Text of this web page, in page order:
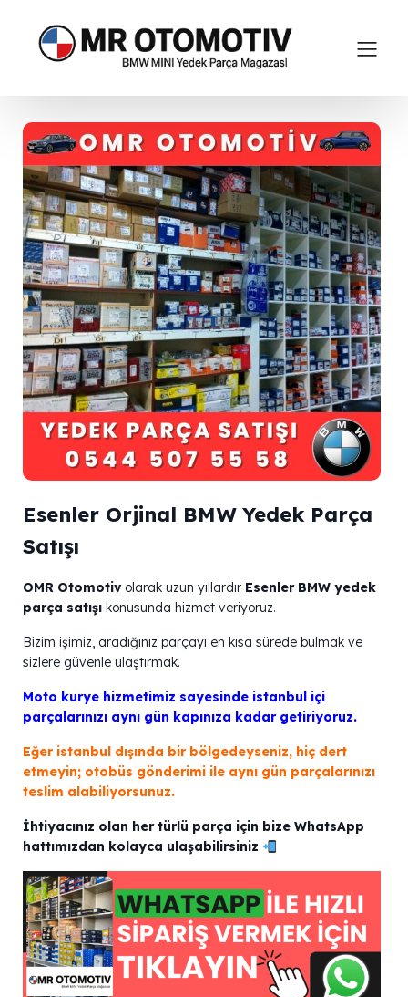
Esenler Orjinal BMW Yedek Parça
Satışı
OMR Otomotivolarak uzun yıllardır Esenler BMW yedek
parça satışı konusunda hizmet veriyoruz.
Bizim işimiz, aradığınız parçayı en kısa sürede bulmak ve
sizlere güvenle ulaştırmak.
Moto kurye hizmetimiz sayesinde istanbul içi
parçalarınızı aynı gün kapınıza kadar getiriyoruz.
Eğer istanbul dışında bir bölgedeyseniz, hiç dert
etmeyin; otobüs gönderimi ile aynı gün parçalarınızı
teslim alabiliyorsunuz.
İhtiyacınız olan her türlü parça için bize WhatsApp
hattımızdan kolayca ulaşabilirsiniz